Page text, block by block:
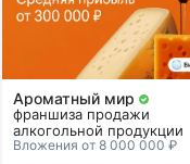
Ароматный мир
франшиза продажи
алкогольной продукции
Вложения от 8 000 000 ₽